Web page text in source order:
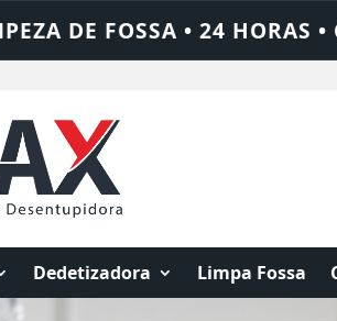
RESOLVE: AJAX
Dedetizadora Limpa Fossa